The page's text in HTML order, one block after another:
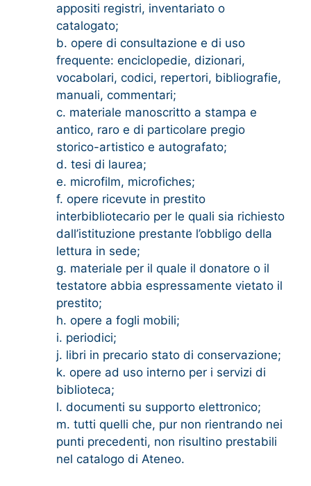
appositi registri, inventariato o
catalogato;
b. opere di consultazione e di uso
frequente: enciclopedie, dizionari,
vocabolari, codici, repertori, bibliografie,
manuali, commentari;
c. materiale manoscritto a stampa e
antico, raro e di particolare pregio
storico-artistico e autografato;
d. tesi di laurea;
e. microfilm, microfiches;
f. opere ricevute in prestito
interbibliotecario per le quali sia richiesto
dall’istituzione prestante l’obbligo della
lettura in sede;
g. materiale per il quale il donatore o il
testatore abbia espressamente vietato il
prestito;
h. opere a fogli mobili;
i. periodici;
j. libri in precario stato di conservazione;
k. opere ad uso interno per i servizi di
biblioteca;
l. documenti su supporto elettronico;
m. tutti quelli che, pur non rientrando nei
punti precedenti, non risultino prestabili
nel catalogo di Ateneo.